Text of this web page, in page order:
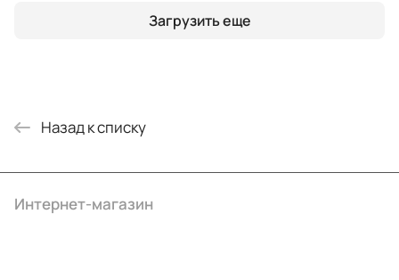
Загрузить еще
Назад к списку
Интернет-магазин